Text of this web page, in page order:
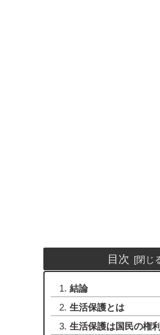
目次
結論
生活保護とは
生活保護は国民の権利